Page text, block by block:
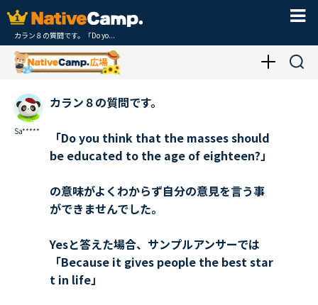
カラン８の質問です。「Do yo...
Sa*****
カラン８の質問です。
「Do you think that the masses should
be educated to the age of eighteen?」
の意味がよくわからず自分の意見を言う事
ができませんでした。
Yesと答えた場合、サンプルアンサーでは
「Because it gives people the best star
t in life」